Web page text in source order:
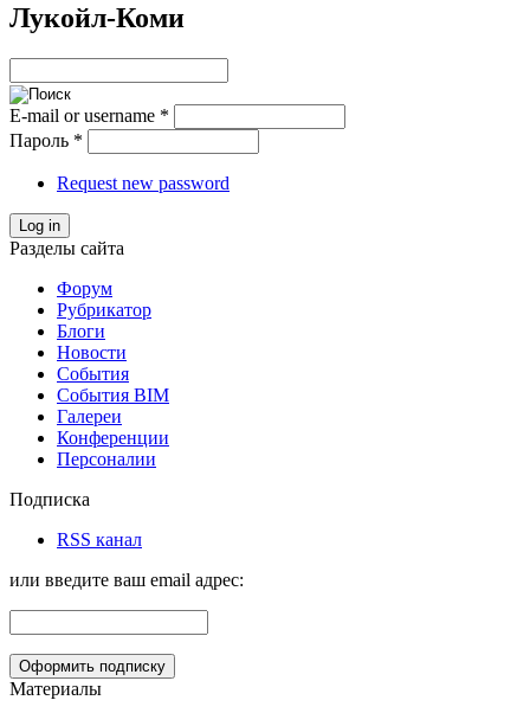
Лукойл-Коми
E-mail or username *
Пароль *
Request new password
Log in
Разделы сайта
Форум
Рубрикатор
Блоги
Новости
События
События BIM
Галереи
Конференции
Персоналии
Подписка
RSS канал
или введите ваш email адрес:
Материалы